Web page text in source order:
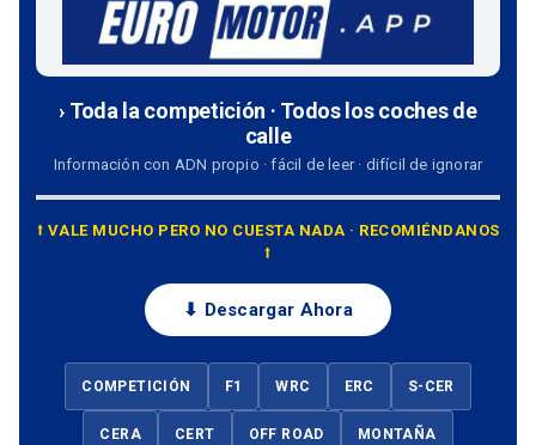
› Toda la competición · Todos los coches de
calle
Información con ADN propio · fácil de leer · difícil de ignorar
⭡ VALE MUCHO PERO NO CUESTA NADA · RECOMIÉNDANOS
⭡
⬇ Descargar Ahora
COMPETICIÓN F1 WRC ERC S-CER
CERA CERT OFF ROAD MONTAÑA